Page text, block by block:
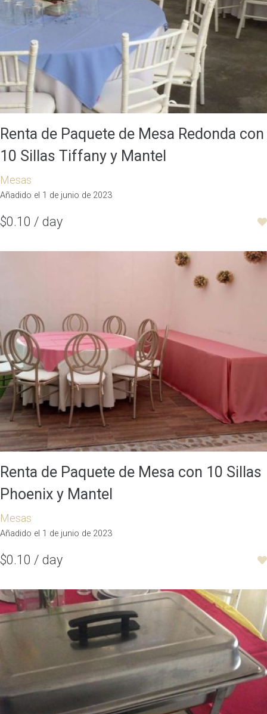
Renta de Paquete de Mesa Redonda con
10 Sillas Tiffany y Mantel
Mesas
Añadido el 1 de junio de 2023
$0.10 / day
Renta de Paquete de Mesa con 10 Sillas
Phoenix y Mantel
Mesas
Añadido el 1 de junio de 2023
$0.10 / day